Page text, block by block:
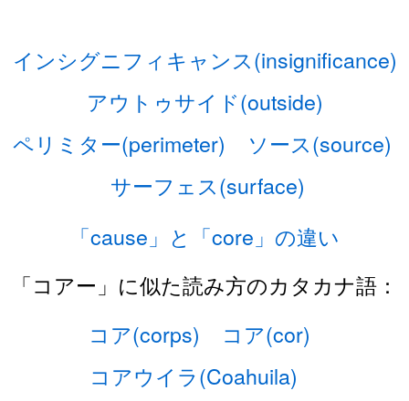
インシグニフィキャンス(insignificance)
アウトゥサイド(outside)
ペリミター(perimeter)
ソース(source)
サーフェス(surface)
「cause」と「core」の違い
「コアー」に似た読み方のカタカナ語：
コア(corps)
コア(cor)
コアウイラ(Coahuila)